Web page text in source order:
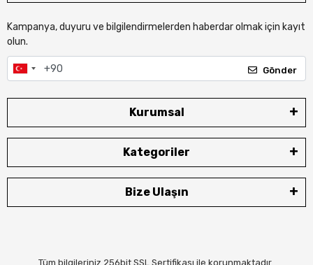
Kampanya, duyuru ve bilgilendirmelerden haberdar olmak için kayıt
olun.
Gönder
Kurumsal
Kategoriler
Bize Ulaşın
Tüm bilgileriniz 256bit SSL Sertifikası ile korunmaktadır.